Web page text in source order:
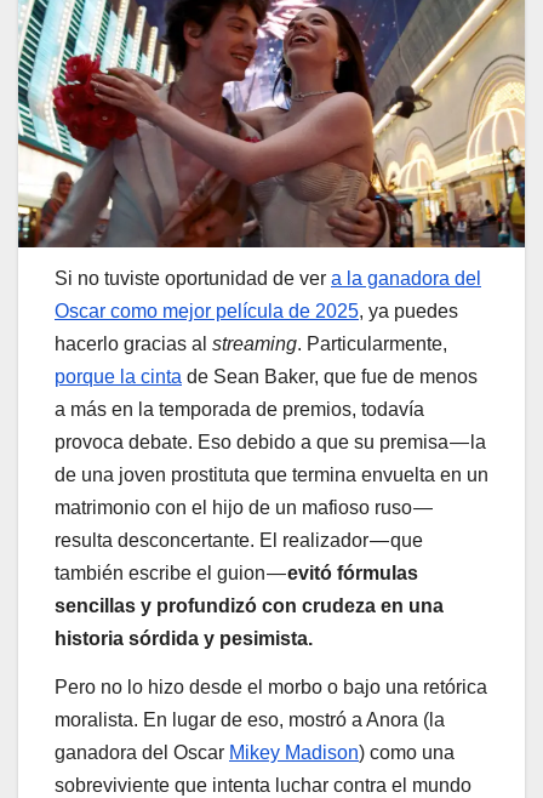
Si no tuviste oportunidad de ver a la ganadora del
Oscar como mejor película de 2025, ya puedes
hacerlo gracias al streaming. Particularmente,
porque la cinta de Sean Baker, que fue de menos
a más en la temporada de premios, todavía
provoca debate. Eso debido a que su premisa — la
de una joven prostituta que termina envuelta en un
matrimonio con el hijo de un mafioso ruso —
resulta desconcertante. El realizador — que
también escribe el guion —evitó fórmulas
sencillas y profundizó con crudeza en una
historia sórdida y pesimista.
Pero no lo hizo desde el morbo o bajo una retórica
moralista. En lugar de eso, mostró a Anora (la
ganadora del Oscar Mikey Madison) como una
sobreviviente que intenta luchar contra el mundo